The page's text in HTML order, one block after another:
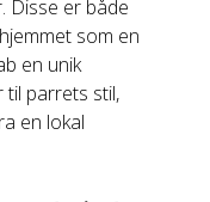
Disse er både
som en
en unik
til parrets stil,
en lokal